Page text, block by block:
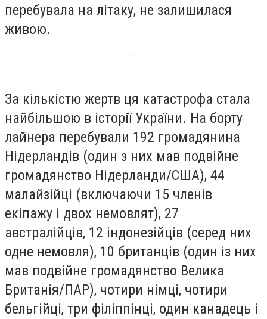
перебувала на літаку, не залишилася
живою.
За кількістю жертв ця катастрофа стала
найбільшою в історії України. На борту
лайнера перебували 192 громадянина
Нідерландів (один з них мав подвійне
громадянство Нідерланди/США), 44
малайзійці (включаючи 15 членів
екіпажу і двох немовлят), 27
австралійців, 12 індонезійців (серед них
одне немовля), 10 британців (один із них
мав подвійне громадянство Велика
Британія/ПАР), чотири німці, чотири
бельгійці, три філіппінці, один канадець і